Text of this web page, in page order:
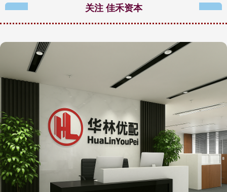
关注 佳禾资本